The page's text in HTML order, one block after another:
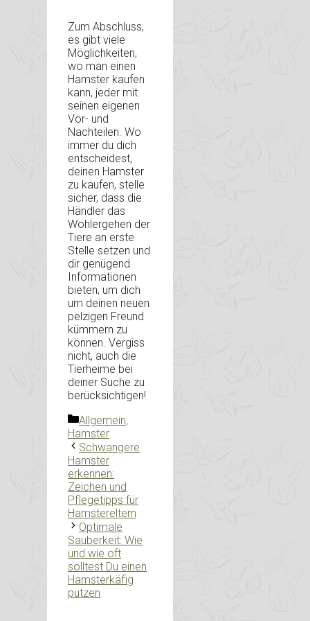
Zum Abschluss,
es gibt viele
Möglichkeiten,
wo man einen
Hamster kaufen
kann, jeder mit
seinen eigenen
Vor- und
Nachteilen. Wo
immer du dich
entscheidest,
deinen Hamster
zu kaufen, stelle
sicher, dass die
Händler das
Wohlergehen der
Tiere an erste
Stelle setzen und
dir genügend
Informationen
bieten, um dich
um deinen neuen
pelzigen Freund
kümmern zu
können. Vergiss
nicht, auch die
Tierheime bei
deiner Suche zu
berücksichtigen!
Kategorien
Allgemein,
Hamster
Schwangere
Hamster
erkennen:
Zeichen und
Pflegetipps für
Hamstereltern
Optimale
Sauberkeit: Wie
und wie oft
solltest Du einen
Hamsterkäfig
putzen